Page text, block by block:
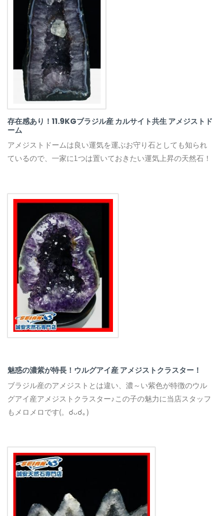
存在感あり！11.9KGブラジル産 カルサイト共生 アメジストド
ーム
アメジストドームは良い運気を運ぶお守り石としても知られ
ているので、一家に1つは置いておきたい運気上昇の天然石！
魅惑の濃紫が特長！ウルグアイ産 アメジストクラスター！
ブラジル産のアメジストとは違い、濃～い紫色が特徴のウル
グアイ産アメジストクラスター♪この子の魅力に当店スタッフ
もメロメロです(。☌ᴗ☌｡)